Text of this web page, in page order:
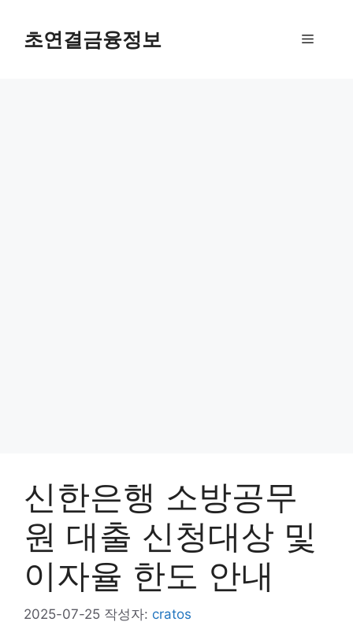
초연결금융정보 메
신한은행 소방공무
원 대출 신청대상 및
이자율 한도 안내
2025-07-25 작성자: cratos